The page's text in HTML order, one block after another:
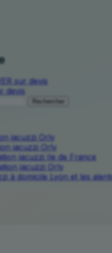
sur devis
devis
jacuzzi Orly
jacuzzi Orly
jacuzzi Ile de France
jacuzzi Orly
à domicile Lyon et les